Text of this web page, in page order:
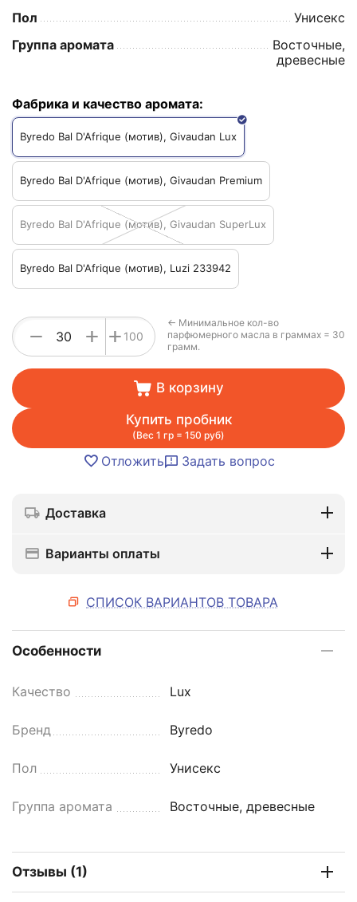
Пол
Унисекс
Группа аромата
Восточные,
древесные
Фабрика и качество аромата:
Byredo Bal D'Afrique (мотив), Givaudan Lux
Byredo Bal D'Afrique (мотив), Givaudan Premium
Byredo Bal D'Afrique (мотив), Givaudan SuperLux
Byredo Bal D'Afrique (мотив), Luzi 233942
+ 100
+
−
← Минимальное кол-во
парфюмерного масла в граммах = 30
грамм.
В корзину
Купить пробник
(Вес 1 гр = 150 руб)
Отложить Задать вопрос
Доставка
Варианты оплаты
СПИСОК ВАРИАНТОВ ТОВАРА
Особенности
Качество Lux
Бренд Byredo
Пол Унисекс
Группа аромата Восточные, древесные
Отзывы (1)